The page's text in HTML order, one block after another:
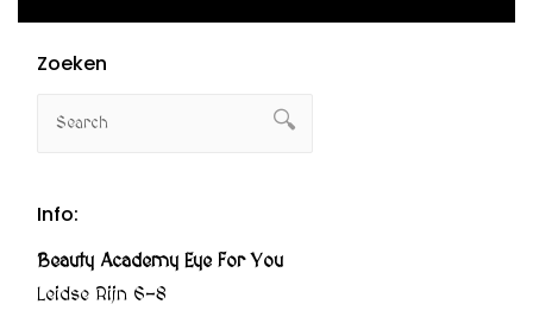
Zoeken
Info:
Beauty Academy Eye For You
Leidse Rijn 6-8